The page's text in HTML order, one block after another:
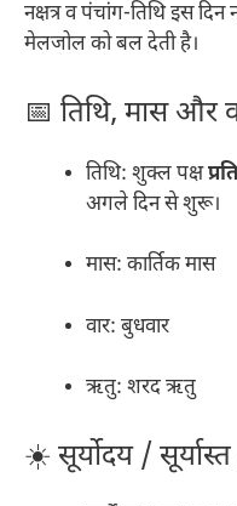
नक्षत्र व पंचांग-तिथि इस
मेलजोल को बल देती है।
📅 तिथि, मास और
तिथि: शुक्ल पक्ष
अगले दिन से शुरू।
मास: कार्तिक मास
वार: बुधवार
ऋतु: शरद ऋतु
☀️ सूर्योदय / सूर्यास्त